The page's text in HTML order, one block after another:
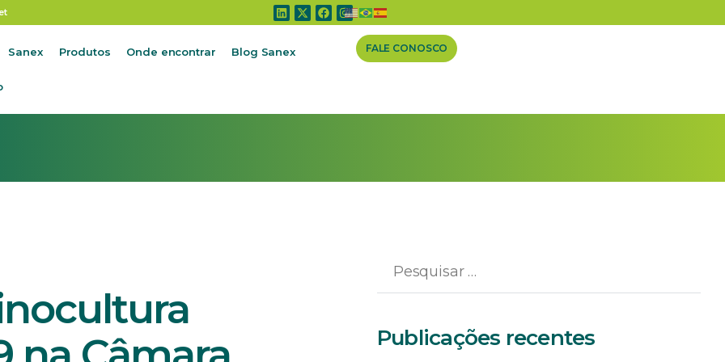
Sanex Produtos Onde encontrar Blog Sanex FALE CONOSCO
perante o Covid-19 na Câmara Setorial do MAPA
Publicações recentes